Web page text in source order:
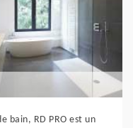
bain, RD PRO est un